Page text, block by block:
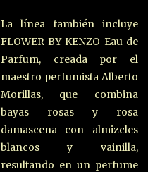
La línea también incluye
FLOWER BY KENZO Eau de
Parfum, creada por el
maestro perfumista Alberto
Morillas, que combina
bayas rosas y rosa
damascena con almizcles
blancos y vainilla,
resultando en un perfume